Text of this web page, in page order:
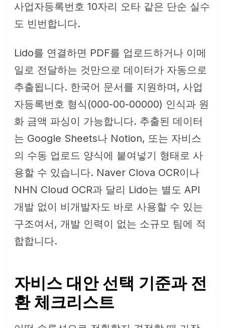
사업자등록번호 10자리 오타 같은 단순 실수
도 빈번합니다.
Lido를 연결하면 PDF를 업로드하거나 이메
일로 전달하는 것만으로 데이터가 자동으로
추출됩니다. 한국어 문서를 지원하며, 사업
자등록번호 형식(000-00-00000) 인식과 원
화 금액 파싱이 가능합니다. 추출된 데이터
는 Google Sheets나 Notion, 또는 자비스
의 수동 업로드 양식에 붙여넣기 형태로 사
용할 수 있습니다. Naver Clova OCR이나
NHN Cloud OCR과 달리 Lido는 별도 API
개발 없이 비개발자도 바로 사용할 수 있는
구조여서, 개발 인력이 없는 소규모 팀에 적
합합니다.
자비스 대안 선택 기준과 전
환 체크리스트